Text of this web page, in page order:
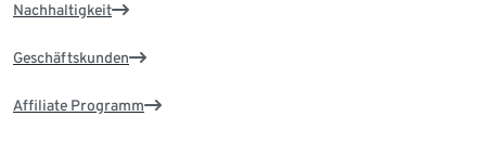
Nachhaltigkeit
Geschäftskunden
Affiliate Programm